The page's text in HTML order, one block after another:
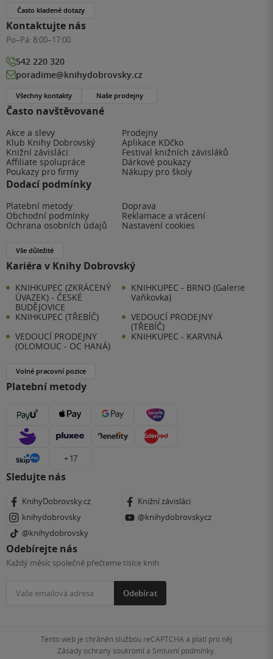
Často navštěvované
Akce a slevy
Prodejny
Klub Knihy Dobrovský
Aplikace KDčko
Knižní závisláci
Festival knižních závisláků
Affiliate spolupráce
Dárkové poukazy
Poukazy pro firmy
Nákupy pro školy
Dodací podmínky
Platební metody
Doprava
Obchodní podmínky
Reklamace a vrácení
Ochrana osobních údajů
Nastavení cookies
Vše důležité
Kariéra v Knihy Dobrovský
KNIHKUPEC (ZKRÁCENÝ
ÚVAZEK) - ČESKÉ
BUDĚJOVICE
KNIHKUPEC - BRNO (Galerie
Vaňkovka)
KNIHKUPEC (TŘEBÍČ)
VEDOUCÍ PRODEJNY
(TŘEBÍČ)
VEDOUCÍ PRODEJNY
(OLOMOUC - OC HANÁ)
KNIHKUPEC - KARVINÁ
Volné pracovní pozice
Platební metody
+ 17
Sledujte nás
KnihyDobrovsky.cz
Knižní závisláci
knihydobrovsky
@knihydobrovskycz
@knihydobrovsky
Odebírejte nás
Každý měsíc společně přečteme tisíce knih
Odebírat
Často kladené dotazy
Kontaktujte nás
Po–Pá: 8:00–17:00
542 220 320
poradime@knihydobrovsky.cz
Všechny kontakty Naše prodejny
Tento web je chráněn službou reCAPTCHA a platí pro něj
Zásady ochrany soukromía Smluvní podmínky